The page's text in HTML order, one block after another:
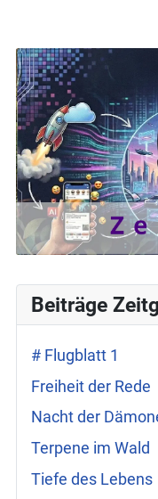
Beiträge
# Flugblatt 1
Freiheit der Rede
Nacht der
Terpene im Wald
Tiefe des Lebens